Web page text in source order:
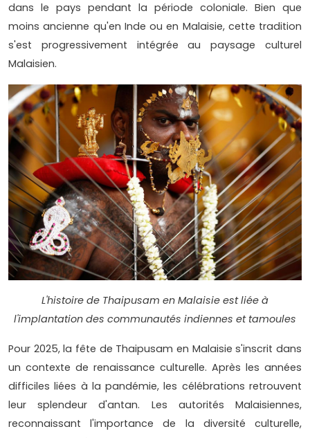
dans le pays pendant la période coloniale. Bien que
moins ancienne qu'en Inde ou en Malaisie, cette tradition
s'est progressivement intégrée au paysage culturel
Malaisien.
L'histoire de Thaipusam en Malaisie est liée à
l'implantation des communautés indiennes et tamoules
Pour 2025, la fête de Thaipusam en Malaisie s'inscrit dans
un contexte de renaissance culturelle. Après les années
difficiles liées à la pandémie, les célébrations retrouvent
leur splendeur d'antan. Les autorités Malaisiennes,
reconnaissant l'importance de la diversité culturelle,